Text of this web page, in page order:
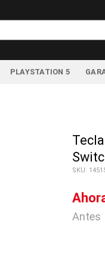
PLAYSTATION 5
SKU:
Antes